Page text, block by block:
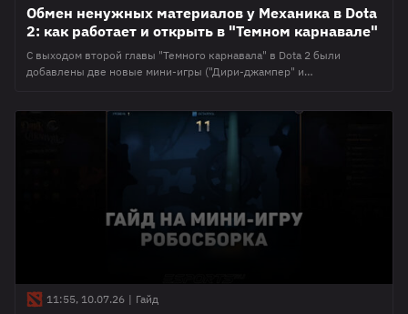
Обмен ненужных материалов у Механика в Dota
2: как работает и открыть в "Темном карнавале"
С выходом второй главы "Темного карнавала" в Dota 2 были
добавлены две новые мини-игры ("Дири-джампер" и
открывается возможность? Подробности в материале ниже. Как
открыть обмен билетов в Доте 2 Механик с его обменом
открывается практически в самом конце
11:55, 10.07.26 | Гайд